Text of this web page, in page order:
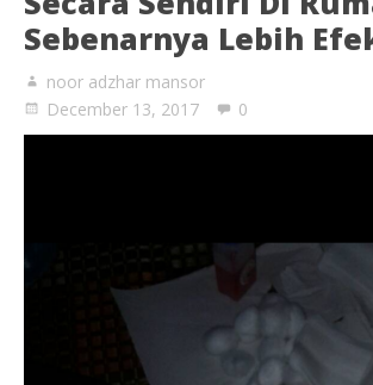
Sebenarnya Lebih
noor adzhar mansor
December 13, 2017
0